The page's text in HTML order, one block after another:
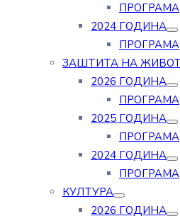
ПРОГРАМА
2024 ГОДИНА
ПРОГРАМА
ЗАШТИТА НА
2026 ГОДИНА
ПРОГРАМА
2025 ГОДИНА
ПРОГРАМА
2024 ГОДИНА
ПРОГРАМА
КУЛТУРА
2026 ГОДИНА